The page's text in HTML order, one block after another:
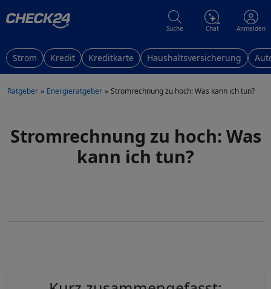
Suche Chat Anmelden
Strom Kredit Kreditkarte Haushaltsversicherung
Ratgeber Energieratgeber Stromrechnung zu hoch: Was kann ich tun?
Stromrechnung zu hoch: Was
kann ich tun?